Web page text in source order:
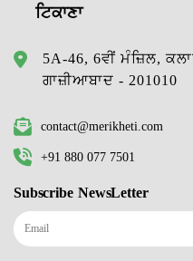
ਟਿਕਾਣਾ
5A-46, 6ਵੀਂ ਮੰਜ਼ਿਲ,
ਗਾਜ਼ੀਆਬਾਦ - 201010
contact@merikheti.com
+91 880 077 7501
Subscribe NewsLetter